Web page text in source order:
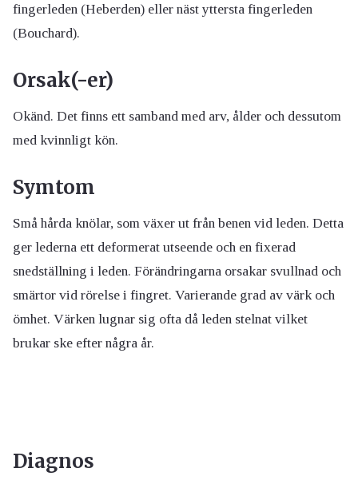
fingerleden (Heberden) eller näst yttersta fingerleden
(Bouchard).
Orsak(-er)
Okänd. Det finns ett samband med arv, ålder och dessutom
med kvinnligt kön.
Symtom
Små hårda knölar, som växer ut från benen vid leden. Detta
ger lederna ett deformerat utseende och en fixerad
snedställning i leden. Förändringarna orsakar svullnad och
smärtor vid rörelse i fingret. Varierande grad av värk och
ömhet. Värken lugnar sig ofta då leden stelnat vilket
brukar ske efter några år.
Diagnos